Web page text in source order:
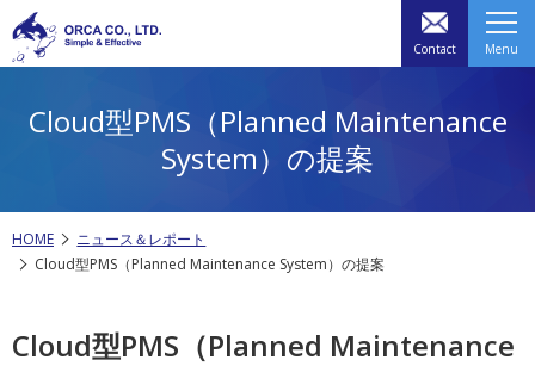
Contact Menu
Cloud型PMS（Planned Maintenance
System）の提案
HOME
ニュース＆レポート
Cloud型PMS（Planned Maintenance System）の提案
Cloud型PMS（Planned Maintenance